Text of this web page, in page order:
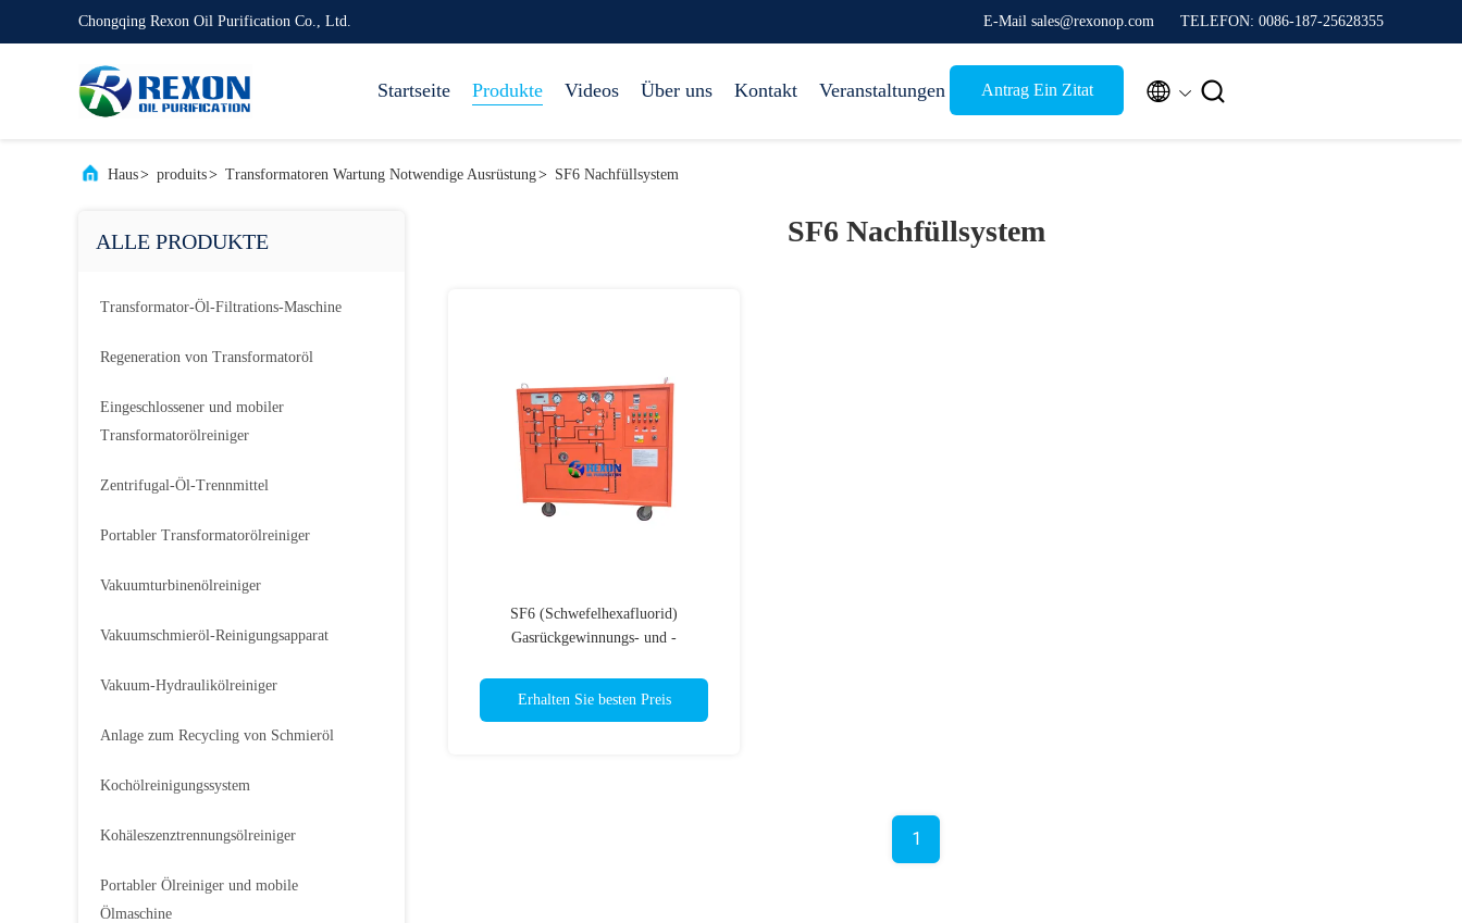
Chongqing Rexon Oil Purification Co., Ltd. E-Mail sales@rexonop.com TELEFON: 0086-187-25628355
Startseite Produkte Videos Über uns Kontakt Veranstaltungen Antrag Ein Zitat  
Haus> produits> Transformatoren Wartung Notwendige Ausrüstung> SF6 Nachfüllsystem
ALLE PRODUKTE
Transformator-Öl-Filtrations-Maschine
Regeneration von Transformatoröl
Eingeschlossener und mobiler
Transformatorölreiniger
Zentrifugal-Öl-Trennmittel
Portabler Transformatorölreiniger
Vakuumturbinenölreiniger
Vakuumschmieröl-Reinigungsapparat
Vakuum-Hydraulikölreiniger
Anlage zum Recycling von Schmieröl
Kochölreinigungssystem
Kohäleszenztrennungsölreiniger
Portabler Ölreiniger und mobile
Ölmaschine
SF6 Nachfüllsystem
SF6 (Schwefelhexafluorid)
Gasrückgewinnungs- und -
Erhalten Sie besten Preis
1